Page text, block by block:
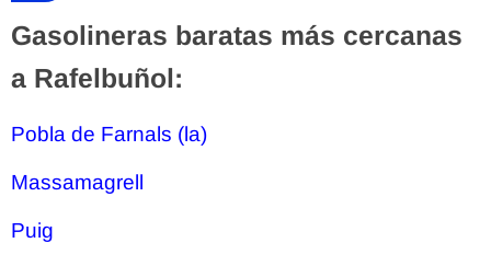
Gasolineras baratas más cercanas
a Rafelbuñol:
Pobla de Farnals (la)
Massamagrell
Puig